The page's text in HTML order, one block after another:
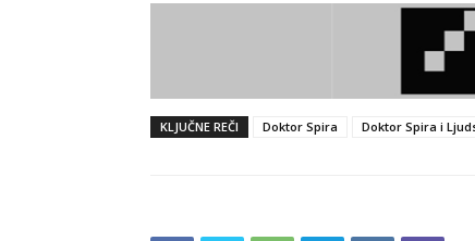
KLJUČNE REČI Doktor Spira Doktor Spira i